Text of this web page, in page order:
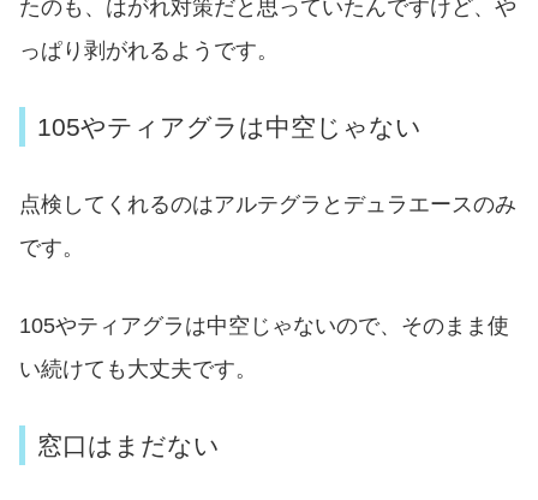
たのも、はがれ対策だと思っていたんですけど、や
っぱり剥がれるようです。
105やティアグラは中空じゃない
点検してくれるのはアルテグラとデュラエースのみ
です。
105やティアグラは中空じゃないので、そのまま使
い続けても大丈夫です。
窓口はまだない